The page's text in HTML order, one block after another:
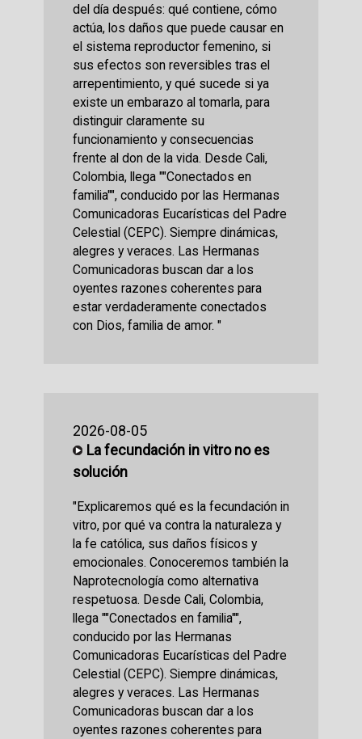
del día después: qué contiene, cómo
actúa, los daños que puede causar en
el sistema reproductor femenino, si
sus efectos son reversibles tras el
arrepentimiento, y qué sucede si ya
existe un embarazo al tomarla, para
distinguir claramente su
funcionamiento y consecuencias
frente al don de la vida. Desde Cali,
Colombia, llega ""Conectados en
familia"", conducido por las Hermanas
Comunicadoras Eucarísticas del Padre
Celestial (CEPC). Siempre dinámicas,
alegres y veraces. Las Hermanas
Comunicadoras buscan dar a los
oyentes razones coherentes para
estar verdaderamente conectados
con Dios, familia de amor. "
2026-08-05
La fecundación in vitro no es
solución
"Explicaremos qué es la fecundación in
vitro, por qué va contra la naturaleza y
la fe católica, sus daños físicos y
emocionales. Conoceremos también la
Naprotecnología como alternativa
respetuosa. Desde Cali, Colombia,
llega ""Conectados en familia"",
conducido por las Hermanas
Comunicadoras Eucarísticas del Padre
Celestial (CEPC). Siempre dinámicas,
alegres y veraces. Las Hermanas
Comunicadoras buscan dar a los
oyentes razones coherentes para